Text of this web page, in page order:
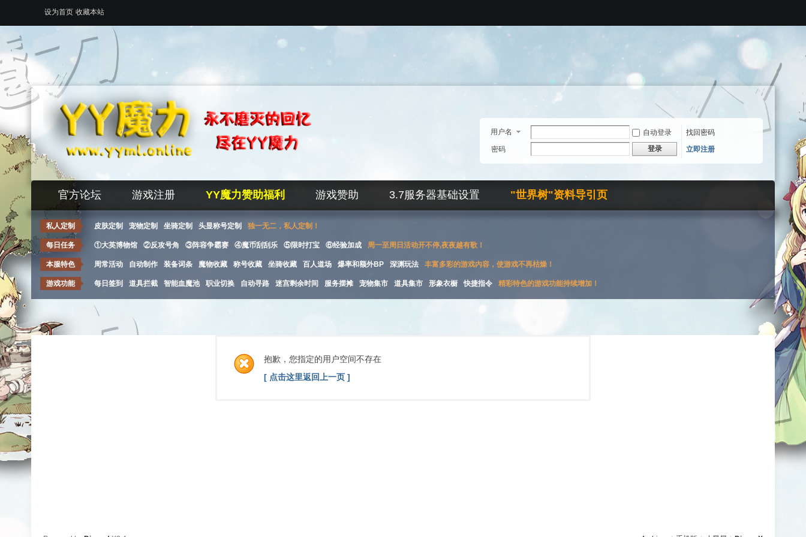
设为首页 收藏本站
用户名 自动登录
找回密码
密码
登录 立即注册
官方论坛 游戏注册 YY魔力赞助福利 游戏赞助 3.7服务器基础设置 "世界树"资料导引页
私人定制 皮肤定制 宠物定制 坐骑定制 头显称号定制 独一无二，私人定制！
每日任务 ①大英博物馆 ②反攻号角 ③阵容争霸赛 ④魔币刮刮乐 ⑤限时打宝 ⑥经验加成 周一至周日活动开不停,夜夜越有歌！
本服特色 周常活动 自动制作 装备词条 魔物收藏 称号收藏 坐骑收藏 百人道场 爆率和额外BP 深渊玩法 丰富多彩的游戏内容，使游戏不再枯燥！
游戏功能 每日签到 道具拦截 智能血魔池 职业切换 自动寻路 迷宫剩余时间 服务摆摊 宠物集市 道具集市 形象衣橱 快捷指令 精彩特色的游戏功能持续增加！
抱歉，您指定的用户空间不存在
[ 点击这里返回上一页 ]